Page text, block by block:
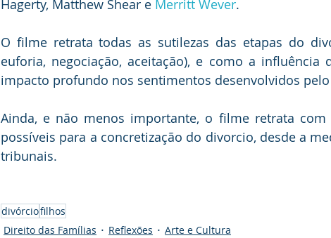
Hagerty, Matthew Shear e Merritt Wever.
O filme retrata todas as sutilezas das etapas do
euforia, negociação, aceitação), e como a
impacto profundo nos sentimentos desenvolvidos pelo
Ainda, e não menos importante, o filme retrata
possíveis para a concretização do divorcio, desde a
tribunais.
divórciofilhos
Direito das Famílias
Reflexões Arte e Cultura